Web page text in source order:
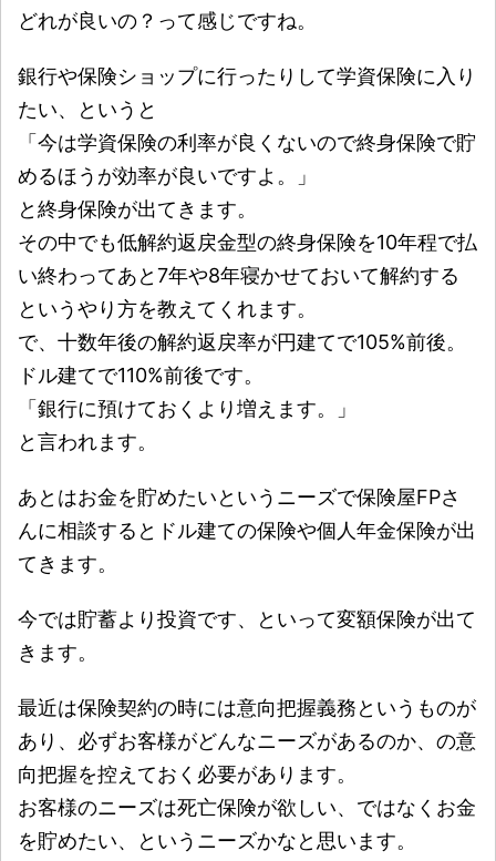
どれが良いの？って感じですね。
銀行や保険ショップに行ったりして学資保険に入り
たい、というと
「今は学資保険の利率が良くないので終身保険で貯
めるほうが効率が良いですよ。」
と終身保険が出てきます。
その中でも低解約返戻金型の終身保険を10年程で払
い終わってあと7年や8年寝かせておいて解約する
というやり方を教えてくれます。
で、十数年後の解約返戻率が円建てで105%前後。
ドル建てで110%前後です。
「銀行に預けておくより増えます。」
と言われます。
あとはお金を貯めたいというニーズで保険屋FPさ
んに相談するとドル建ての保険や個人年金保険が出
てきます。
今では貯蓄より投資です、といって変額保険が出て
きます。
最近は保険契約の時には意向把握義務というものが
あり、必ずお客様がどんなニーズがあるのか、の意
向把握を控えておく必要があります。
お客様のニーズは死亡保険が欲しい、ではなくお金
を貯めたい、というニーズかなと思います。